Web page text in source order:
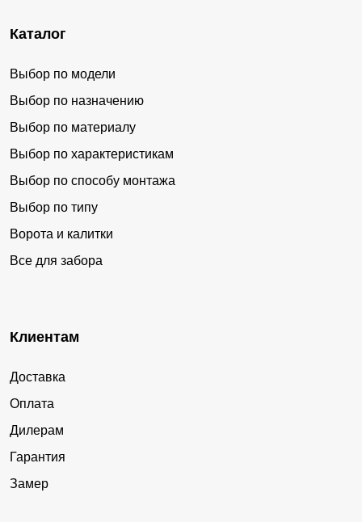
Каталог
Выбор по модели
Выбор по назначению
Выбор по материалу
Выбор по характеристикам
Выбор по способу монтажа
Выбор по типу
Ворота и калитки
Все для забора
Клиентам
Доставка
Оплата
Дилерам
Гарантия
Замер